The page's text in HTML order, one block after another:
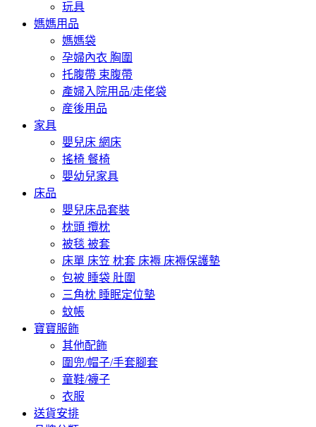
玩具
媽媽用品
媽媽袋
孕婦內衣 胸圍
托腹帶 束腹帶
產婦入院用品/走佬袋
産後用品
家具
嬰兒床 網床
搖椅 餐椅
嬰幼兒家具
床品
嬰兒床品套裝
枕頭 攬枕
被毯 被套
床單 床笠 枕套 床褥 床褥保護墊
包被 睡袋 肚圍
三角枕 睡眠定位墊
蚊帳
寶寶服飾
其他配飾
圍兜/帽子/手套腳套
童鞋/襪子
衣服
送貨安排